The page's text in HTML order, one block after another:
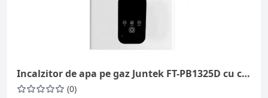
Incalzitor de apa pe gaz Juntek FT-PB1325D cu cos de fum
(0)